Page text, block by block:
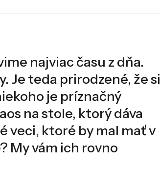
najviac času z dňa.
Je teda prirodzené, že si
je príznačný
na stole, ktorý dáva
veci, ktoré by mal mať v
My vám ich rovno